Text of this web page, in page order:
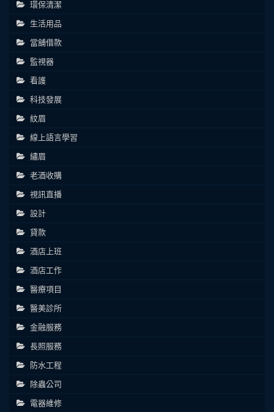
環保清潔
生活用品
當舖借款
監視器
看護
科技發展
紋眉
線上語言學習
繡眉
老酒收購
視訊直播
設計
貸款
酒店上班
酒店工作
醫療項目
醫美診所
金融服務
長照服務
防水工程
除蟲公司
電器維修